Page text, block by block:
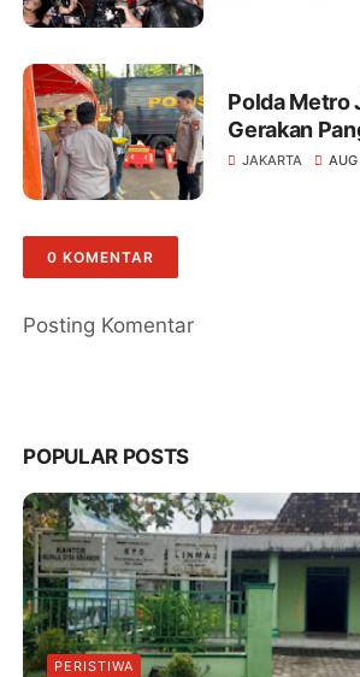
Polda Metro
Gerakan
Target 5 Ton
JAKARTA
0 KOMENTAR
Posting Komentar
POPULAR POSTS
PERISTIWA